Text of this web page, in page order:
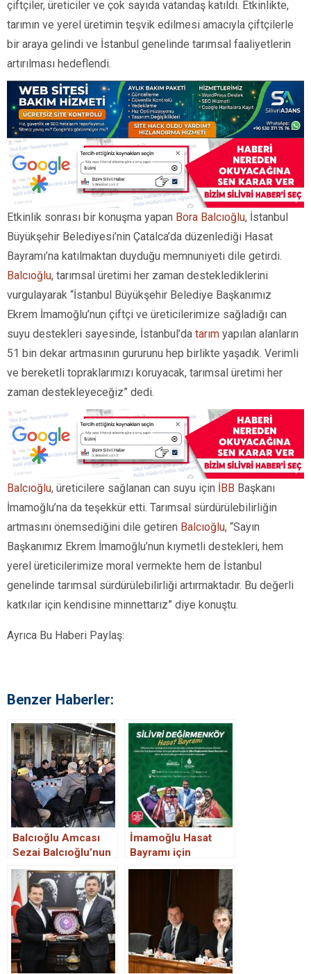
çiftçiler, üreticiler ve çok sayıda vatandaş katıldı. Etkinlikte,
tarımın ve yerel üretimin teşvik edilmesi amacıyla çiftçilerle
bir araya gelindi ve İstanbul genelinde tarımsal faaliyetlerin
artırılması hedeflendi.
Etkinlik sonrası bir konuşma yapan Bora Balcıoğlu, İstanbul
Büyükşehir Belediyesi’nin Çatalca’da düzenlediği Hasat
Bayramı’na katılmaktan duyduğu memnuniyeti dile getirdi.
Balcıoğlu, tarımsal üretimi her zaman desteklediklerini
vurgulayarak “İstanbul Büyükşehir Belediye Başkanımız
Ekrem İmamoğlu’nun çiftçi ve üreticilerimize sağladığı can
suyu destekleri sayesinde, İstanbul’da tarım yapılan alanların
51 bin dekar artmasının gururunu hep birlikte yaşadık. Verimli
ve bereketli topraklarımızı koruyacak, tarımsal üretimi her
zaman destekleyeceğiz” dedi.
Balcıoğlu, üreticilere sağlanan can suyu için İBB Başkanı
İmamoğlu’na da teşekkür etti. Tarımsal sürdürülebilirliğin
artmasını önemsediğini dile getiren Balcıoğlu, “Sayın
Başkanımız Ekrem İmamoğlu’nun kıymetli destekleri, hem
yerel üreticilerimize moral vermekte hem de İstanbul
genelinde tarımsal sürdürülebilirliği artırmaktadır. Bu değerli
katkılar için kendisine minnettarız” diye konuştu.
Ayrıca Bu Haberi Paylaş:
Benzer Haberler:
Balcıoğlu Amcası
Sezai Balcıoğlu’nun
Cenazesine Katıldı
İmamoğlu Hasat
Bayramı için
Değirmenköy’e